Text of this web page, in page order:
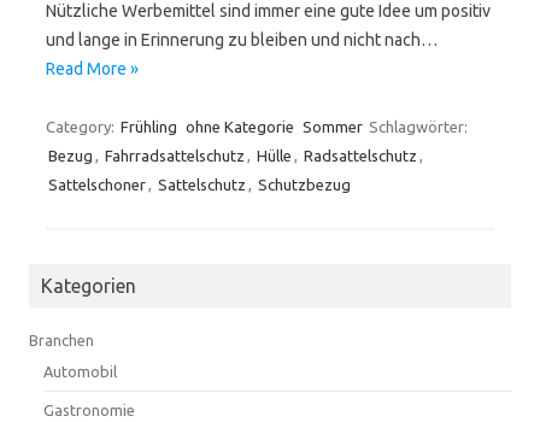
Nützliche Werbemittel sind immer eine gute Idee um positiv
und lange in Erinnerung zu bleiben und nicht nach…
Read More »
Category: Frühling ohne Kategorie Sommer Schlagwörter:
Bezug , Fahrradsattelschutz , Hülle , Radsattelschutz ,
Sattelschoner, Sattelschutz , Schutzbezug
Kategorien
Branchen
Automobil
Gastronomie